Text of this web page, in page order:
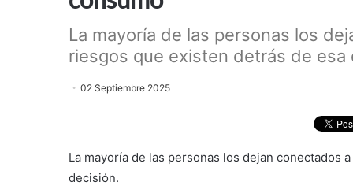
La mayoría de las personas los
riesgos que existen detrás de esa
02 Septiembre 2025
La mayoría de las personas los dejan conectados
decisión.